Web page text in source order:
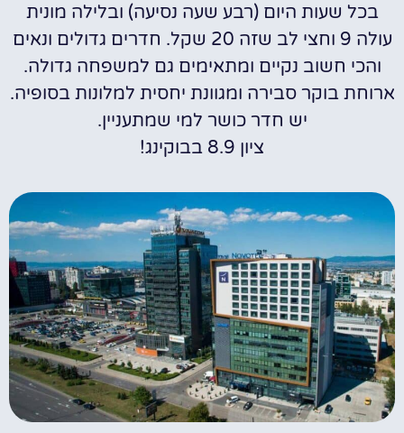
בכל שעות היום (רבע שעה נסיעה) ובלילה מונית
עולה 9 וחצי לב שזה 20 שקל. חדרים גדולים ונאים
והכי חשוב נקיים ומתאימים גם למשפחה גדולה.
ארוחת בוקר סבירה ומגוונת יחסית למלונות בסופיה.
יש חדר כושר למי שמתעניין.
ציון 8.9 בבוקינג!